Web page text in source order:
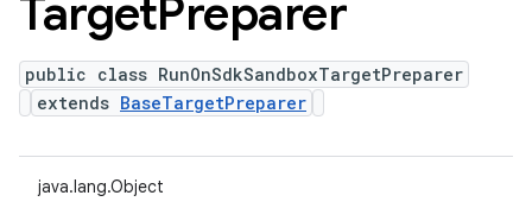
TargetPreparer
public class RunOnSdkSandboxTargetPreparer
extends BaseTargetPreparer
java.lang.Object